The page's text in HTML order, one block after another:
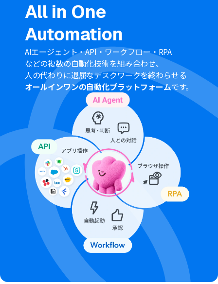
■注意事項
TimeRexとサスケをYoomと連携してください。
分岐はミニプラン以上のプランでご利用いただける機能
（オペレーション）となっております。
フリープランの場合は設定しているフローボットのオペレ
ーションはエラーとなりますので、ご注意ください。
ミニプランなどの有料プランは、2週間の無料トライアル
を行うことが可能です。
無料トライアル中には制限対象のアプリや機能（オペレ
ーション）を使用することができます。
All in One
Automation
AIエージェント・API・ワークフロー・RPA
などの複数の自動化技術を組み合わせ、
人の代わりに退屈なデスクワークを終わらせる
オールインワンの自動化プラットフォームです。